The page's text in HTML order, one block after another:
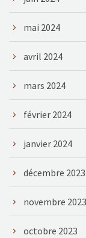
mai 2024
avril 2024
mars 2024
février 2024
janvier 2024
décembre 2023
novembre 2023
octobre 2023